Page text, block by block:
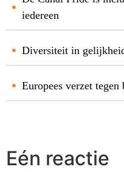
iedereen
Diversiteit in
Europees verzet tegen
Eén reactie